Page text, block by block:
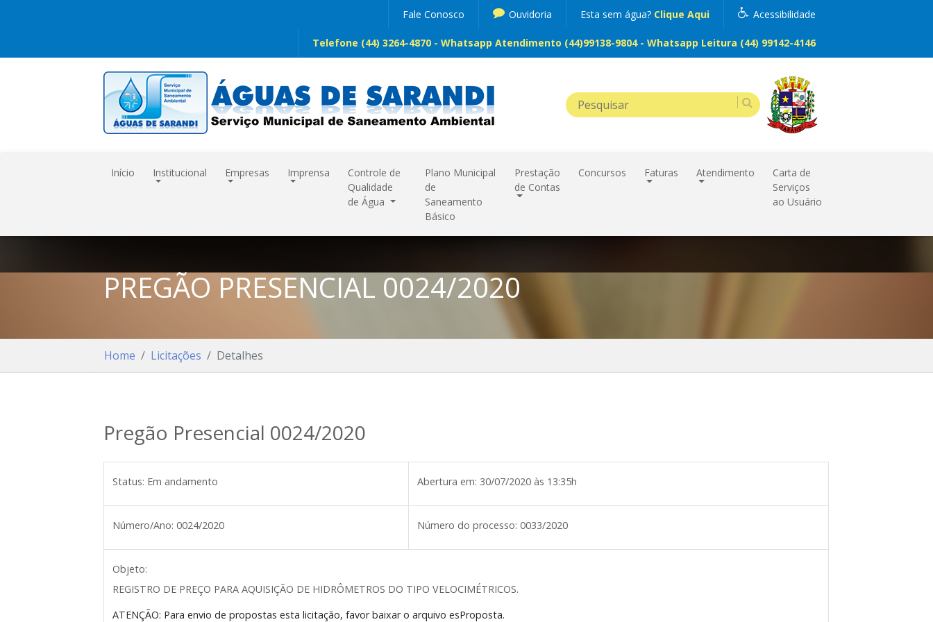
Acessibilidade
Esta sem água? Clique Aqui
Ouvidoria
Fale Conosco
Telefone (44) 3264-4870 - Whatsapp Atendimento (44)99138-9804 - Whatsapp Leitura (44) 99142-4146
Início Institucional Empresas Imprensa
Controle de
Qualidade
de Água
Plano Municipal
de
Saneamento
Básico
Prestação
de Contas
Concursos Faturas Atendimento
Carta de
Serviços
ao Usuário
PREGÃO PRESENCIAL 0024/2020
Home Licitações Detalhes
Pregão Presencial 0024/2020
Status: Em andamento Abertura em: 30/07/2020 às 13:35h
Número/Ano: 0024/2020 Número do processo: 0033/2020
Objeto:
REGISTRO DE PREÇO PARA AQUISIÇÃO DE HIDRÔMETROS DO TIPO VELOCIMÉTRICOS.
ATENÇÃO: Para envio de propostas esta licitação, favor baixar o arquivo esProposta.